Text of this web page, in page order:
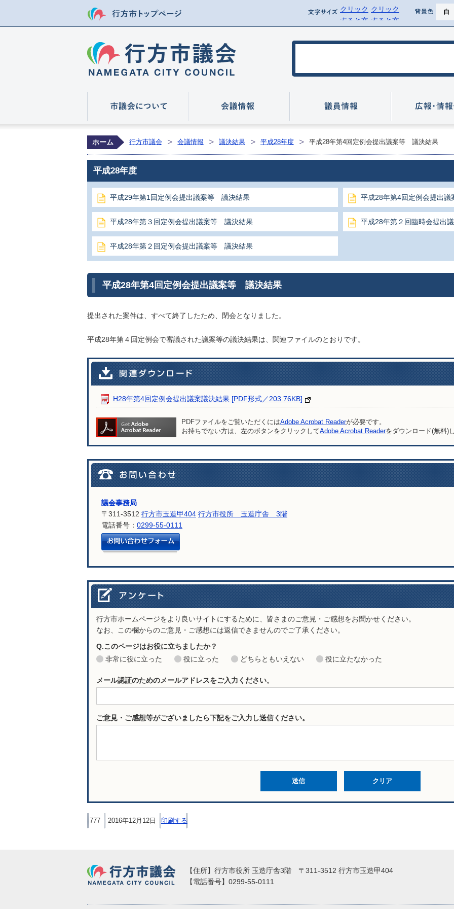
文字サイズ
クリック
すると文
を標準に
クリック
すると文
を拡大で
背景色
背景を
ホーム 行方市議会 会議情報 議決結果 平成28年度 平成28年第4回定例会提出議案等 議決結果
平成28年度
平成29年第1回定例会提出議案等 議決結果 平成28年第4回定例会提出
平成28年第３回定例会提出議案等 議決結果 平成28年第２回臨時会提出
平成28年第２回定例会提出議案等 議決結果
平成28年第4回定例会提出議案等 議決結果
提出された案件は、すべて終了したため、閉会となりました。
平成28年第４回定例会で審議された議案等の議決結果は、関連ファイルのとおりです。
H28年第4回定例会提出議案議決結果 [PDF形式／203.76KB]
PDFファイルをご覧いただくにはAdobe Acrobat Readerが必要です。
お持ちでない方は、左のボタンをクリックしてAdobe Acrobat Readerをダウンロード(無料)
議会事務局
〒311-3512 行方市玉造甲404 行方市役所 玉造庁舎 3階
電話番号： 0299-55-0111
行方市ホームページをより良いサイトにするために、皆さまのご意見・ご感想をお聞かせください。
なお、この欄からのご意見・ご感想には返信できませんのでご了承ください。
Q.このページはお役に立ちましたか？
非常に役に立った
役に立った どちらともいえない 役に立たなかった
メール認証のためのメールアドレスをご入力ください。
ご意見・ご感想等がございましたら下記をご入力し送信ください。
777 2016年12月12日 印刷する
行方市議会
【住所】行方市役所 玉造庁舎3階 〒311-3512 行方市玉造甲404
【電話番号】0299-55-0111